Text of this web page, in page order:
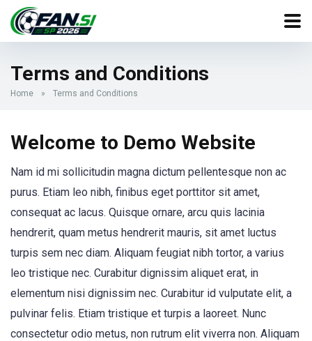
Terms and Conditions
Home » Terms and Conditions
Welcome to Demo Website
Nam id mi sollicitudin magna dictum pellentesque non ac
purus. Etiam leo nibh, finibus eget porttitor sit amet,
consequat ac lacus. Quisque ornare, arcu quis lacinia
hendrerit, quam metus hendrerit mauris, sit amet luctus
turpis sem nec diam. Aliquam feugiat nibh tortor, a varius
leo tristique nec. Curabitur dignissim aliquet erat, in
elementum nisi dignissim nec. Curabitur id vulputate elit, a
pulvinar felis. Etiam tristique et turpis a laoreet. Nunc
consectetur odio metus, non rutrum elit viverra non. Aliquam